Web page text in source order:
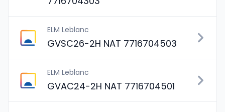
ELM Leblanc
GVSC26-2H NAT 7716704503
ELM Leblanc
GVAC24-2H NAT 7716704501